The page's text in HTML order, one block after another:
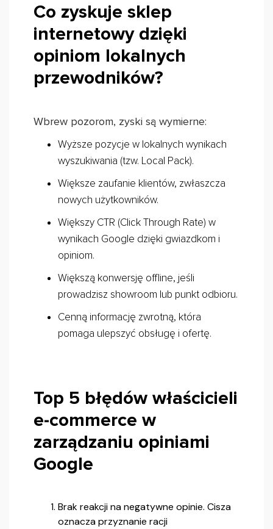
Co zyskuje sklep
internetowy dzięki
opiniom lokalnych
przewodników?
Wbrew pozorom, zyski są wymierne:
Wyższe pozycje w lokalnych wynikach
wyszukiwania (tzw. Local Pack).
Większe zaufanie klientów, zwłaszcza
nowych użytkowników.
Większy CTR (Click Through Rate) w
wynikach Google dzięki gwiazdkom i
opiniom.
Większą konwersję offline, jeśli
prowadzisz showroom lub punkt odbioru.
Cenną informację zwrotną, która
pomaga ulepszyć obsługę i ofertę.
Top 5 błędów właścicieli
e-commerce w
zarządzaniu opiniami
Google
Brak reakcji na negatywne opinie. Cisza
oznacza przyznanie racji